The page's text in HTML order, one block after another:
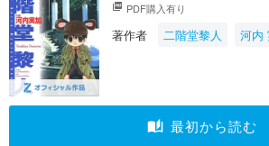
picture_as_pdf PDF購入有り
著作者 二階堂黎人 河内
auto_stories 最初から読む